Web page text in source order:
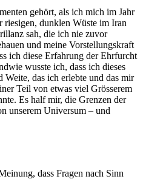
gehört, als ich mich im Jahr
riesigen, dunklen Wüste im Iran
sah, die ich nie zuvor
und meine Vorstellungskraft
ich diese Erfahrung der Ehrfurcht
wusste ich, dass ich dieses
das ich erlebte und das mir
Teil von etwas viel Grösserem
Es half mir, die Grenzen der
unserem Universum – und
dass Fragen nach Sinn